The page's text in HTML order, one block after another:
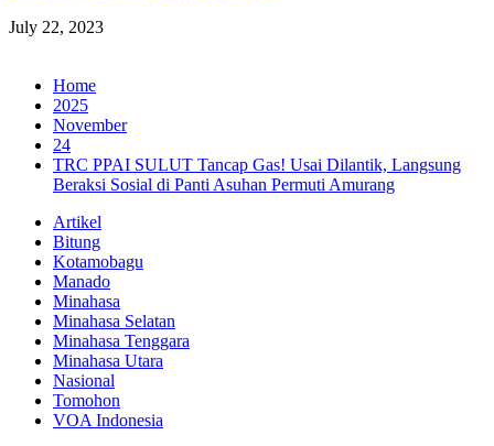
July 22, 2023
Home
2025
November
24
TRC PPAI SULUT Tancap Gas! Usai Dilantik, Langsung
Beraksi Sosial di Panti Asuhan Permuti Amurang‎‎
Artikel
Bitung
Kotamobagu
Manado
Minahasa
Minahasa Selatan
Minahasa Tenggara
Minahasa Utara
Nasional
Tomohon
VOA Indonesia